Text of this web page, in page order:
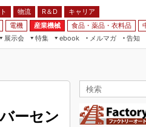
物流 R＆D
キャリア
電機 産業機械 食品・薬品・衣料品
展示会
特集
ebook
メルマガ
告知
ーセン